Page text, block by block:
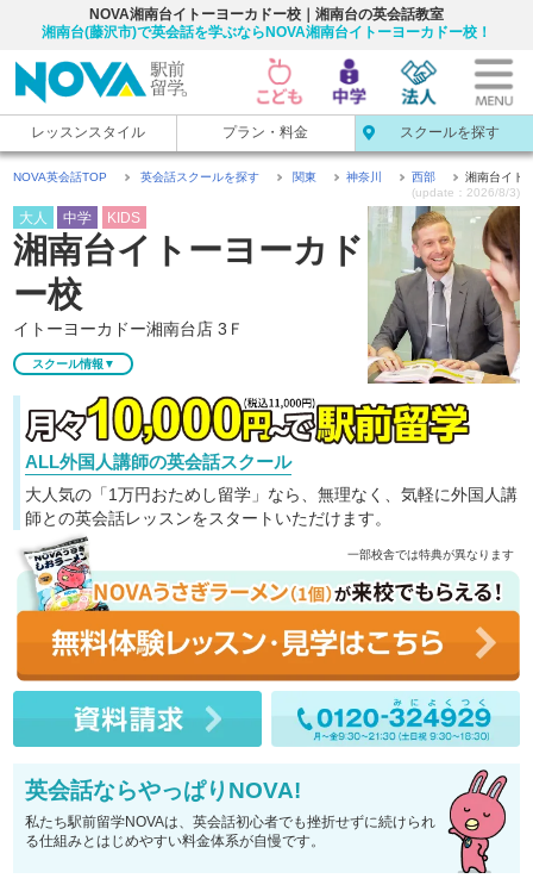
NOVA湘南台イトーヨーカドー校｜湘南台の英会話教室
湘南台(藤沢市)で英会話を学ぶならNOVA湘南台イトーヨーカドー校！
レッスンスタイル プラン・料金 スクールを探す
NOVA英会話TOP 英会話スクールを探す 関東 神奈川 西部
湘南台イト
(update：2026/8/3)
湘南台イトーヨーカド
ー校
イトーヨーカドー湘南台店 3Ｆ
大人 中学 KIDS
スクール情報▼
ALL外国人講師の英会話スクール
大人気の「1万円おためし留学」なら、無理なく、気軽に外国人講
師との英会話レッスンをスタートいただけます。
一部校舎では特典が異なります
英会話ならやっぱりNOVA!
私たち駅前留学NOVAは、英会話初心者でも挫折せずに続けられ
る仕組みとはじめやすい料金体系が自慢です。